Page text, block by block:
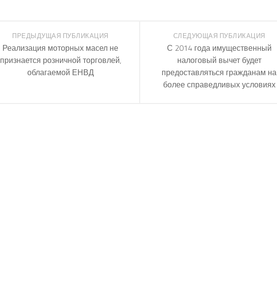
СЛЕДУЮЩАЯ ПУБЛИКАЦИЯ
С 2014 года имущественный
налоговый вычет будет
предоставляться гражданам на
более справедливых условиях
ПРЕДЫДУЩАЯ ПУБЛИКАЦИЯ
Реализация моторных масел не
признается розничной торговлей,
облагаемой ЕНВД